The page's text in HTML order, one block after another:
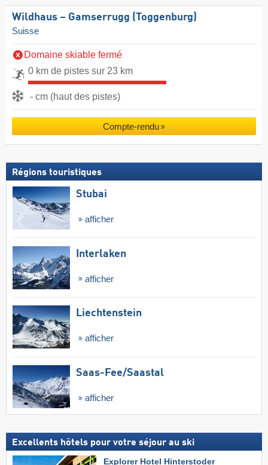
Wildhaus – Gamserrugg (Toggenburg)
Suisse
Domaine skiable fermé
0 km de pistes sur 23 km
- cm (haut des pistes)
Compte-rendu
Régions touristiques
Stubai
afficher
Interlaken
afficher
Liechtenstein
afficher
Saas-Fee/​Saastal
afficher
Excellents hôtels pour votre séjour au ski
Explorer Hotel Hinterstoder